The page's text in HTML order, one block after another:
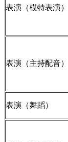
表演（模特表演）
表演（主持配音）
表演（舞蹈）